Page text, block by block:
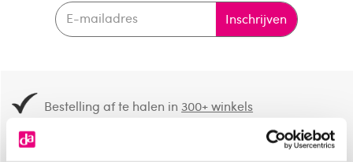
Inschrijven
Bestelling af te halen in300+ winkels